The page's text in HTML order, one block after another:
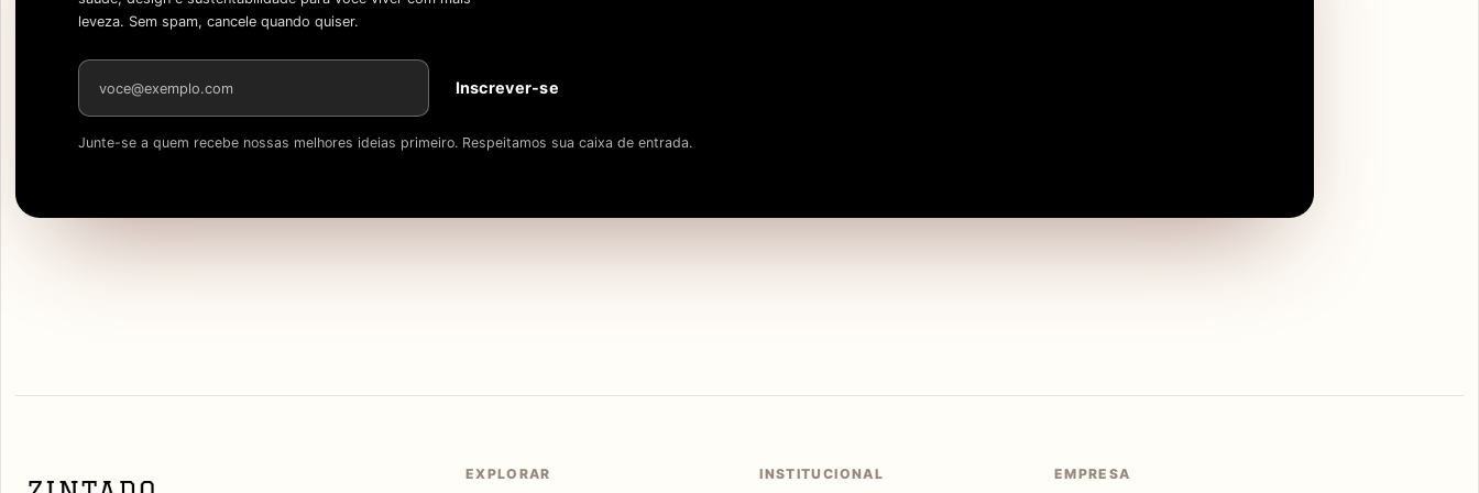
leveza. Sem spam, cancele quando quiser.
Endereço de e-mail
Inscrever-se
Junte-se a quem recebe nossas melhores ideias primeiro. Respeitamos sua caixa de entrada.
EXPLORAR INSTITUCIONAL EMPRESA